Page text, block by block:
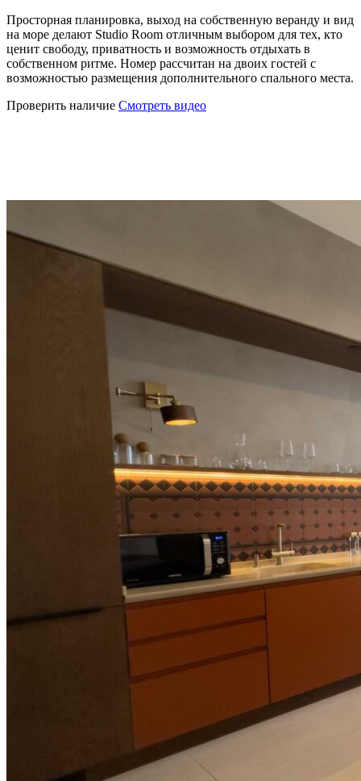
Просторная планировка, выход на собственную веранду и вид
на море делают Studio Room отличным выбором для тех, кто
ценит свободу, приватность и возможность отдыхать в
собственном ритме. Номер рассчитан на двоих гостей с
возможностью размещения дополнительного спального места.
Проверить наличие Смотреть видео